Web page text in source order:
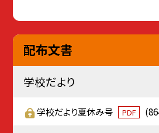
配布文書
学校だより
学校だより夏休み号 PDF